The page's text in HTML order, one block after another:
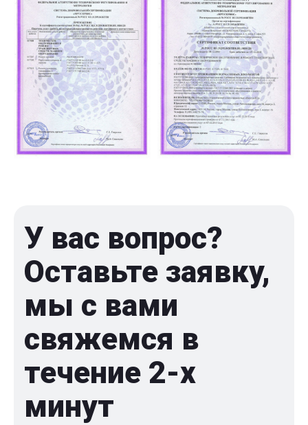
У вас вопрос?
Оставьте заявку,
мы с вами
свяжемся в
течение 2-x
минут